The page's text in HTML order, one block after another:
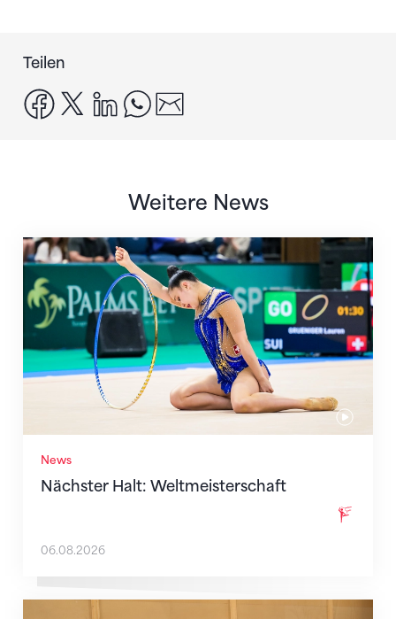
Teilen
facebook
x linkedinwhatsapp
Weitere News
News
Nächster Halt: Weltmeisterschaft
Nächster Halt: Weltmeisterschaft
06.08.2026
Mit klaren Zielen nach Zagreb